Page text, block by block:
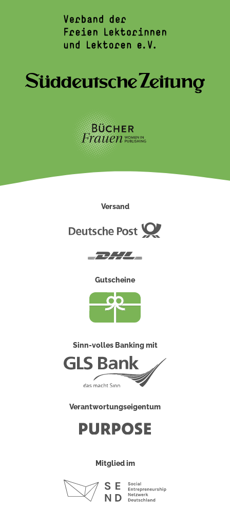
Versand
Gutscheine
Sinn-volles Banking mit
Verantwortungseigentum
Mitglied im